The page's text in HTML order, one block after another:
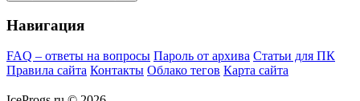
Навигация
FAQ – ответы на вопросы Пароль от архива Статьи для ПК
Правила сайта Контакты Облако тегов Карта сайта